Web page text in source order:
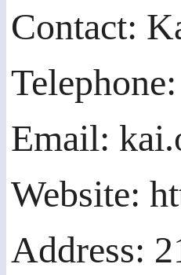
Contact:
Email:
Website:
Address: